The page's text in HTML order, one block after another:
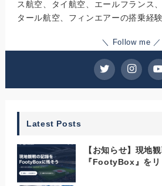
ス航空、タイ航空、エールフランス
タール航空、フィンエアーの搭乗経験
＼ Follow me ／
Latest Posts
【お知らせ】現地
『FootyBox』をリ